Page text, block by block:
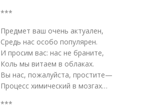
***
Предмет ваш очень актуален,
Средь нас особо популярен.
И просим вас: нас не браните,
Коль мы витаем в облаках.
Вы нас, пожалуйста, простите—
Процесс химический в мозгах…
***